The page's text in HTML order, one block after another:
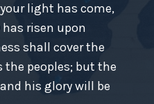
light has come,
has risen upon
shall cover the
peoples; but the
his glory will be